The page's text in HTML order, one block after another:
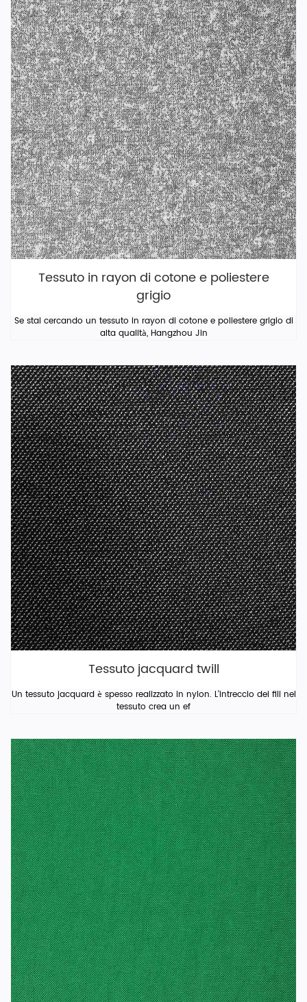
Tessuto in rayon di cotone e poliestere
grigio
Se stai cercando un tessuto in rayon di cotone e poliestere grigio di
alta qualità, Hangzhou Jin
Tessuto jacquard twill
Un tessuto jacquard è spesso realizzato in nylon. L'intreccio dei fili nel
tessuto crea un ef